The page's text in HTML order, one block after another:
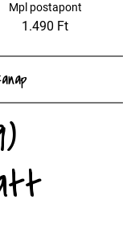
Mpl postapont
1.490 Ft